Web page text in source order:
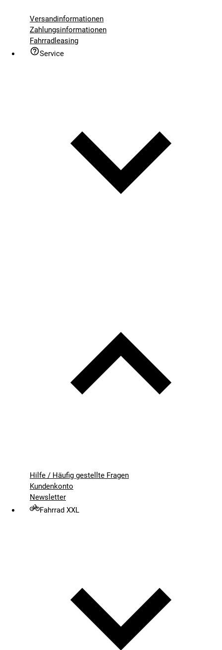
Versandinformationen
Zahlungsinformationen
Fahrradleasing
Service
Hilfe / Häufig gestellte Fragen
Kundenkonto
Newsletter
Fahrrad XXL